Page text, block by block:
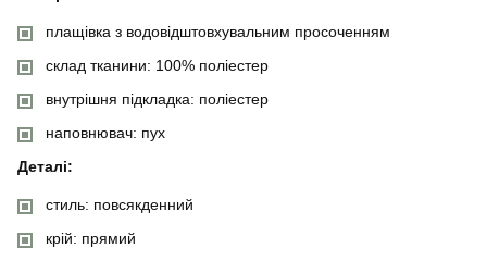
плащівка з водовідштовхувальним просоченням
склад тканини: 100% поліестер
внутрішня підкладка: поліестер
наповнювач: пух
Деталі:
стиль: повсякденний
крій: прямий